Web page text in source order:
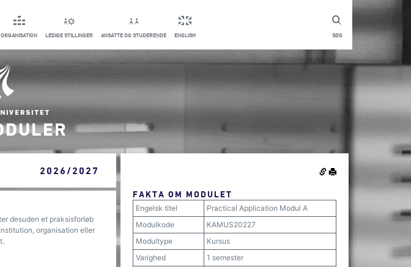
SØG
ORGANISATION LEDIGE STILLINGER ANSATTE OG STUDERENDE ENGLISH
2026/2027
desuden et praksisforløb
organisation eller
FAKTA OM MODULET
Engelsk titel
Practical Application Modul A
Modulkode
KAMUS20227
Modultype
Kursus
Varighed
1 semester